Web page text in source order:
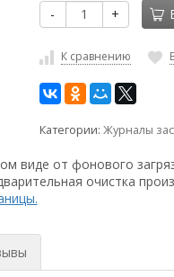
- +
К сравнению
Категории: Журналы
виде от фонового
очистка